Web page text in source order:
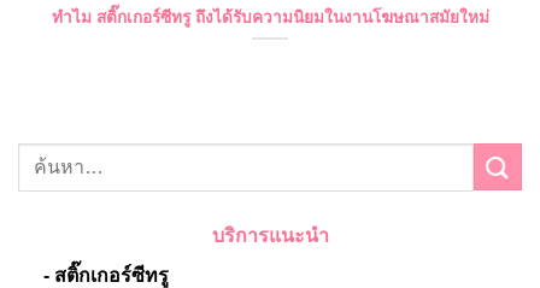
บริการแนะนำ
- สติ๊กเกอร์ซีทรู
ทำไม สติ๊กเกอร์ซีทรู ถึงได้รับความนิยมในงานโฆษณาสมัยใหม่